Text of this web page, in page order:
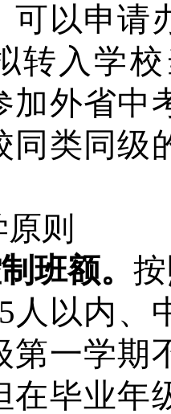
可以申请
转入学
加外省中
同类同级
则
班额。
人以内、
第一学期
在毕业